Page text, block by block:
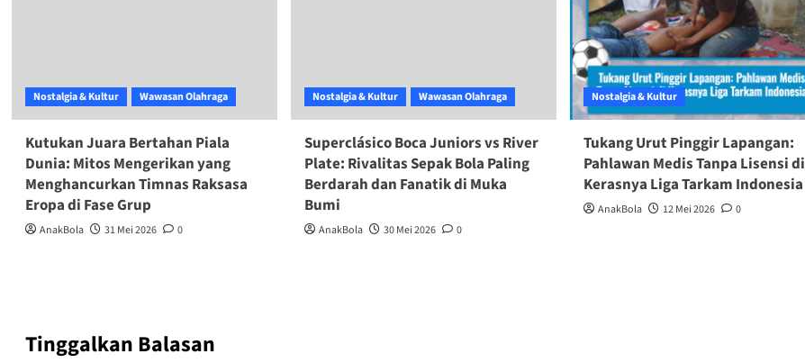
Nostalgia & Kultur Wawasan Olahraga
Kutukan Juara Bertahan Piala
Dunia: Mitos Mengerikan yang
Menghancurkan Timnas Raksasa
Eropa di Fase Grup
AnakBola 31 Mei 2026 0
Nostalgia & Kultur Wawasan Olahraga
Superclásico Boca Juniors vs River
Plate: Rivalitas Sepak Bola Paling
Berdarah dan Fanatik di Muka
Bumi
AnakBola 30 Mei 2026 0
Nostalgia & Kultur
Tukang Urut Pinggir Lapangan:
Pahlawan Medis Tanpa Lisensi di
Kerasnya Liga Tarkam Indonesia
AnakBola 12 Mei 2026 0
Tinggalkan Balasan